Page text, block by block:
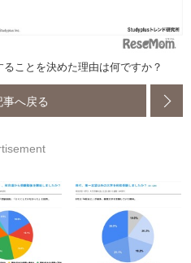
ことを決めた理由は何ですか？
事へ戻る